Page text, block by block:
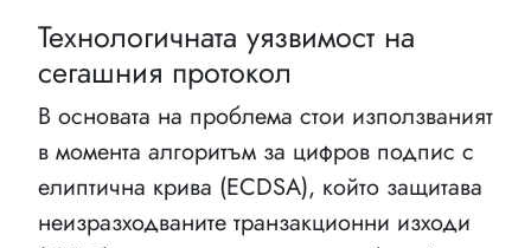
Технологичната уязвимост на
сегашния протокол
В основата на проблема стои използваният
в момента алгоритъм за цифров подпис с
елиптична крива (ECDSA), който защитава
неизразходваните транзакционни изходи